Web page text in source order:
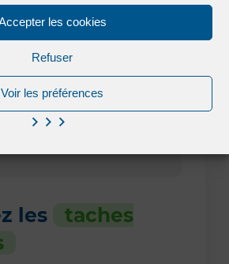
les cookies
Refuser
Voir les préférences
les
taches